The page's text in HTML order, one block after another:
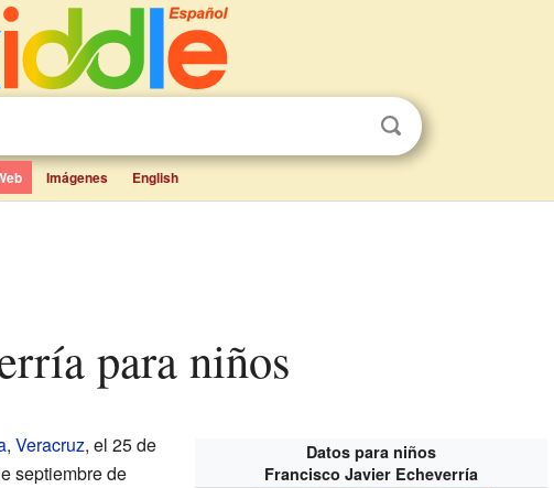
Imágenes English
para niños
Datos para niños
Francisco Javier Echeverría
, Veracruz, el 25 de
septiembre de